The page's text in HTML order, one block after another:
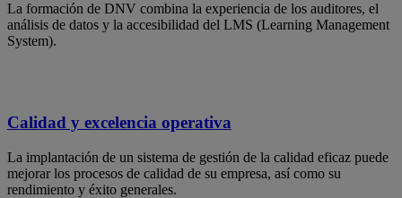
La formación de DNV combina la experiencia de los auditores, el
análisis de datos y la accesibilidad del LMS (Learning Management
System).
Calidad y excelencia operativa
La implantación de un sistema de gestión de la calidad eficaz puede
mejorar los procesos de calidad de su empresa, así como su
rendimiento y éxito generales.